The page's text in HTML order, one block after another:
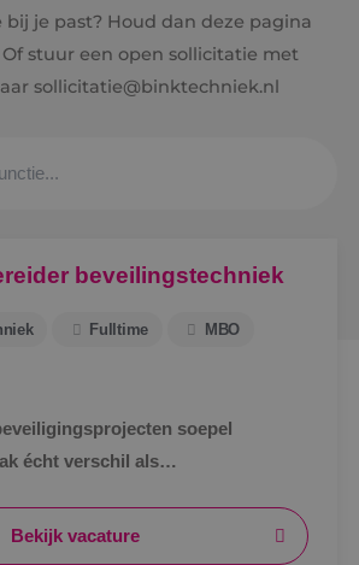
bij je past? Houd dan deze pagina
stuur een open sollicitatie met
sollicitatie@binktechniek.nl
beveilingstechniek
Fulltime MBO
soepel
écht verschil als
Bekijk vacature